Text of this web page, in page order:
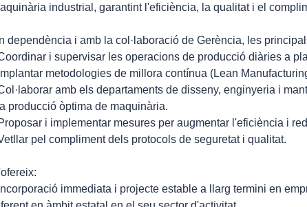
industrial, garantint l'eficiència, la qualitat i el
dependència i amb la col·laboració de Gerència, les
i supervisar les operacions de producció diàries a
metodologies de millora contínua (Lean
amb els departaments de disseny, enginyeria i
producció òptima de maquinària.
i implementar mesures per augmentar l'eficiència i
pel compliment dels protocols de seguretat i qualitat.
immediata i projecte estable a llarg termini en